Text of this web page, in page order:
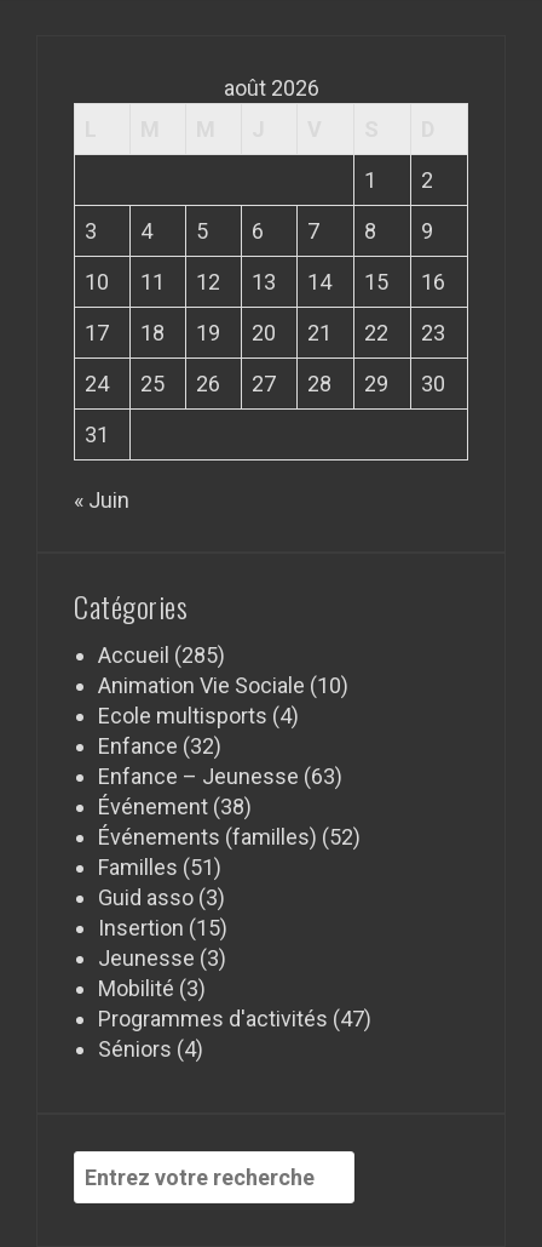
août 2026
1
2
3
4 5 6 7 8
9
10
11 12 13 14 15
16
17
18 19 20 21 22
23
24
25 26 27 28 29
30
31
« Juin
Catégories
Accueil (285)
Animation Vie Sociale (10)
Ecole multisports (4)
Enfance (32)
Enfance – Jeunesse (63)
Événement (38)
Événements (familles) (52)
Familles (51)
Guid asso (3)
Insertion (15)
Jeunesse (3)
Mobilité (3)
Programmes d'activités (47)
Séniors (4)
Recherche
pour